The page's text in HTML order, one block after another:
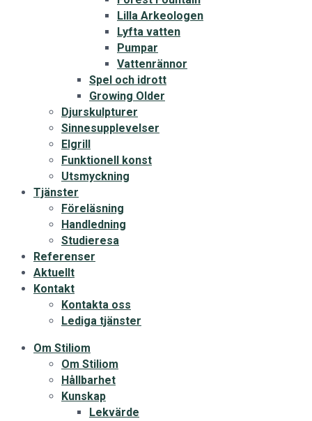
Lilla Arkeologen
Lyfta vatten
Pumpar
Vattenrännor
Spel och idrott
Growing Older
Djurskulpturer
Sinnesupplevelser
Elgrill
Funktionell konst
Utsmyckning
Tjänster
Föreläsning
Handledning
Studieresa
Referenser
Aktuellt
Kontakt
Kontakta oss
Lediga tjänster
Om Stiliom
Om Stiliom
Hållbarhet
Kunskap
Lekvärde